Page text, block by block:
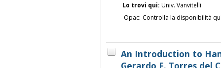
Lo trovi qui: Univ. Vanvitelli
Opac: Controlla la disponibilità
An Introduction to
Gerardo F. Torres del